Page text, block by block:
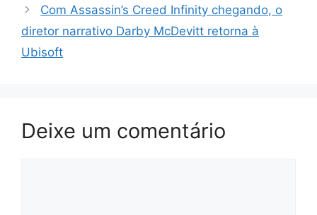
Com Assassin’s Creed Infinity chegando, o
diretor narrativo Darby McDevitt retorna à
Ubisoft
Deixe um comentário